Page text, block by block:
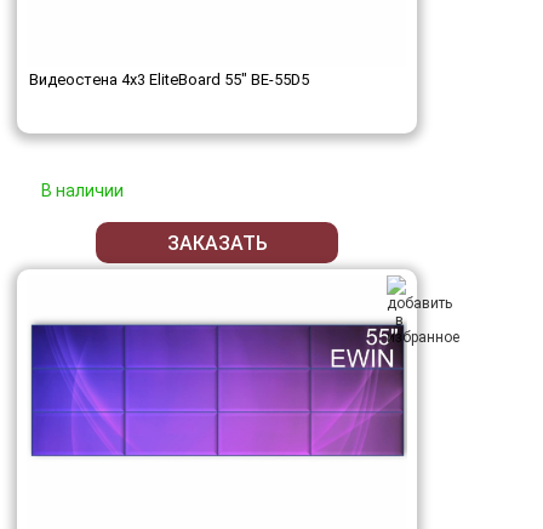
Видеостена 4x3 EliteBoard 55" BE-55D5
В наличии
ЗАКАЗАТЬ